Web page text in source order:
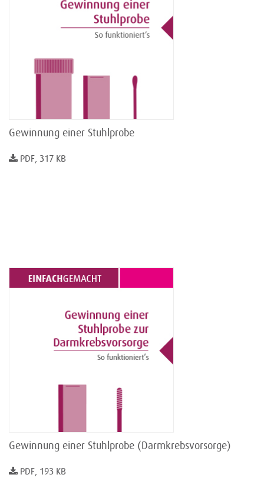
Gewinnung einer Stuhlprobe
PDF, 317 KB
Gewinnung einer Stuhlprobe (Darmkrebsvorsorge)
PDF, 193 KB